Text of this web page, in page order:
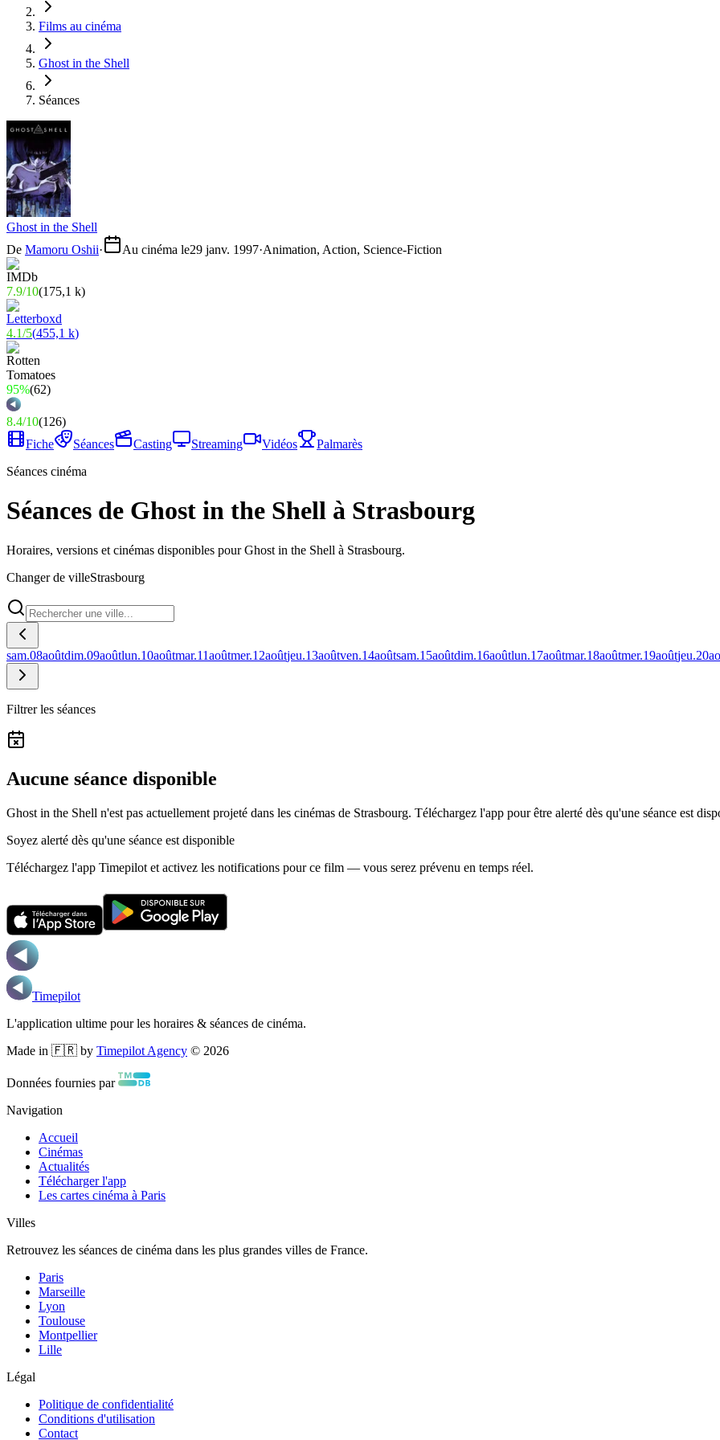
Films au cinéma
Ghost in the Shell
Séances
Ghost in the Shell
De Mamoru Oshii· Au cinéma le29 janv. 1997·Animation, Action, Science-Fiction
7.9/10(175,1 k)
4.1/5(455,1 k)
95%(62)
8.4/10(126)
Fiche
Séances Casting Streaming Vidéos
Palmarès
Séances cinéma
Séances de Ghost in the Shell à Strasbourg
Horaires, versions et cinémas disponibles pour Ghost in the Shell à Strasbourg.
Changer de villeStrasbourg
sam.08aoûtdim.09aoûtlun.10aoûtmar.11aoûtmer.12aoûtjeu.13aoûtven.14aoûtsam.15aoûtdim.16aoûtlun.17aoûtmar.18aoûtmer.19aoûtjeu.20
Filtrer les séances
Aucune séance disponible
Ghost in the Shell n'est pas actuellement projeté dans les cinémas de Strasbourg. Téléchargez l'app pour être alerté dès qu'une séance est
Soyez alerté dès qu'une séance est disponible
Téléchargez l'app Timepilot et activez les notifications pour ce film — vous serez prévenu en temps réel.
Timepilot
L'application ultime pour les horaires & séances de cinéma.
Made in 🇫🇷 by Timepilot Agency © 2026
Données fournies par
Navigation
Accueil
Cinémas
Actualités
Télécharger l'app
Les cartes cinéma à Paris
Villes
Retrouvez les séances de cinéma dans les plus grandes villes de France.
Paris
Marseille
Lyon
Toulouse
Montpellier
Lille
Légal
Politique de confidentialité
Conditions d'utilisation
Contact